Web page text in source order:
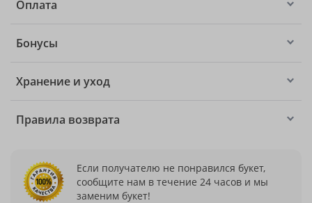
Оплата
Бонусы
Хранение и уход
Правила возврата
Если получателю не понравился букет,
сообщите нам в течение 24 часов и мы
заменим букет!